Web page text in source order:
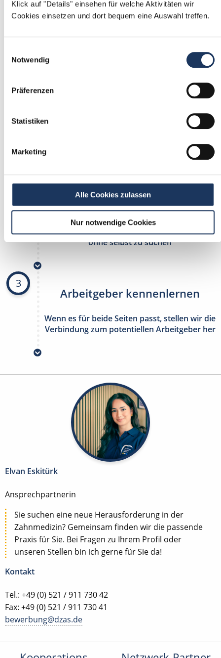
Klick auf "Details" einsehen für welche Aktivitäten wir
Cookies einsetzen und dort bequem eine Auswahl treffen.
Notwendig
Präferenzen
Statistiken
Marketing
Alle Cookies zulassen
Nur notwendige Cookies
Mit markierte Felder sind Pflichtfelder
1
2
Passende Stellenangebote
erhalten
stetig neue Stellenangebote erhalten
ohne selbst zu suchen
3
Arbeitgeber kennenlernen
Wenn es für beide Seiten passt, stellen wir die
Verbindung zum potentiellen Arbeitgeber her
Elvan Eskitürk
Ansprechpartnerin
Sie suchen eine neue Herausforderung in der
Zahnmedizin? Gemeinsam finden wir die passende
Praxis für Sie. Bei Fragen zu Ihrem Profil oder
unseren Stellen bin ich gerne für Sie da!
Kontakt
Tel.: +49 (0) 521 / 911 730 42
Fax: +49 (0) 521 / 911 730 41
bewerbung@dzas.de